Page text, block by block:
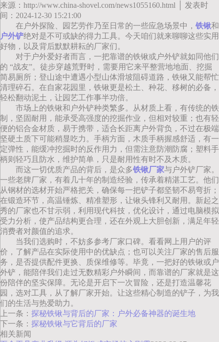
来源：http://www.china-shovel.com/news1055160.html │ 发表时
间：2024-12-30 15:21:00
在户外探险、园艺劳作乃至日常的一些应急场景中， 铁锹和
户外铲绝对是不可或缺的得力工具。今天咱们就来聊聊这些实用
好物，以及背后默默耕耘的厂家们。
对于户外爱好者而言，一把靠谱的铁锹或户外铲就如同他们
的 “战友”。徒步穿越荒野时，需要用它来平整营地地面、挖掘
简易厕所；登山途中遭遇小型山体滑坡阻碍道路，铁锹又能帮忙
清理碎石。在自家花园里，铁锹更是松土、种花、移树的必备，
轻松翻动泥土，让园艺工作事半功倍。
市场上的铁锹和户外铲种类繁多。从材质上看，有传统的铁
制，坚固耐用，能承受高强度的挖掘作业，但相对较重；也有轻
便的铝合金材质，易于携带，适合长距离户外背负，不过在极端
坚硬土质下可能稍显吃力。手柄方面，木质手柄握感舒适，有一
定弹性，能缓冲挖掘时的反作用力，但需注意防潮防腐；塑料手
柄则轻巧且防水，维护简单，只是耐用性有时不及木质。
而这一切优质产品的背后，是众多铁锹厂家与户外铲厂家。
一些老牌厂家，有着几十年的制造经验，传承着精湛工艺。他们
从钢材的选材开始严格把关，确保每一把铲子都坚韧不易弯折；
在锻造环节，高温锤炼、精准塑形，让锹头锋利又耐用。新起之
秀的厂家也不甘示弱，利用现代科技，优化设计，通过电脑模拟
受力分析，使产品结构更合理，还在外观上大胆创新，满足年轻
消费者对颜值的追求。
当我们选购时，不妨多参考厂家口碑。看看网上用户的评
价，了解产品在实际使用中的优缺点；也可以关注厂家的售后服
务，是否提供配件更换、质保维修等。毕竟，一把好的铁锹或户
外铲，能陪伴我们走过无数精彩户外瞬间，而靠谱的厂家就是这
份陪伴的坚实保障。无论是开启下一次冒险，还是打造温馨花
园，选对工具，从了解厂家开始。让这些精心制造的铲子，为我
们的生活与热爱助力。
上一条： 探秘铁锹与背后的厂家：户外必备神器的诞生地
下一条： 探秘铁锹与它背后的厂家
相关新闻